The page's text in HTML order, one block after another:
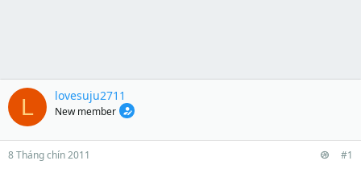
L lovesuju2711
New member
8 Tháng chín 2011 #1